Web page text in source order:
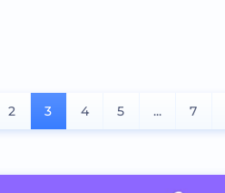
2 3 4 5 ... 7